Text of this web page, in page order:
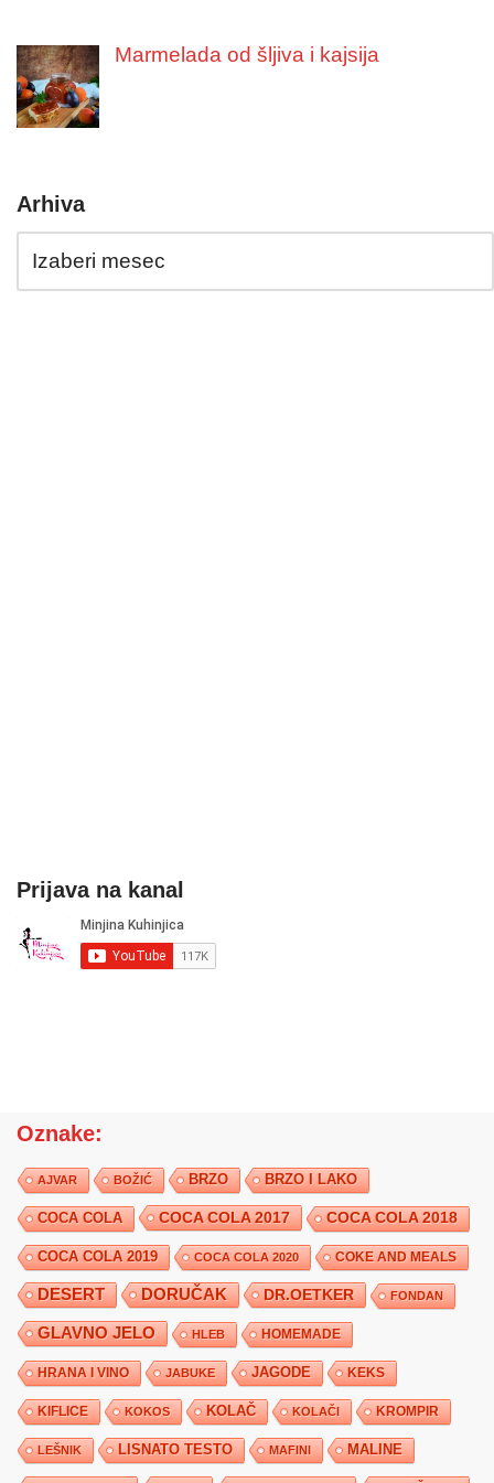
Marmelada od šljiva i kajsija
Arhiva
Prijava na kanal
Oznake:
AJVAR BOŽIĆ BRZO BRZO I LAKO
COCA COLA COCA COLA 2017 COCA COLA 2018
COCA COLA 2019 COCA COLA 2020 COKE AND MEALS
DESERT DORUČAK DR.OETKER FONDAN
GLAVNO JELO HLEB HOMEMADE
HRANA I VINO JABUKE JAGODE KEKS
KIFLICE KOKOS KOLAČ KOLAČI KROMPIR
LEŠNIK LISNATO TESTO MAFINI MALINE